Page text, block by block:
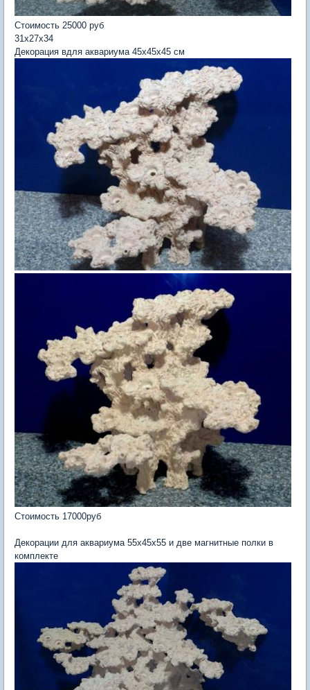
Стоимость 25000 руб
31х27х34
Декорация вдля аквариума 45х45х45 см
Стоимость 17000руб
Декорации для аквариума 55х45х55 и две магнитные полки в
комплекте